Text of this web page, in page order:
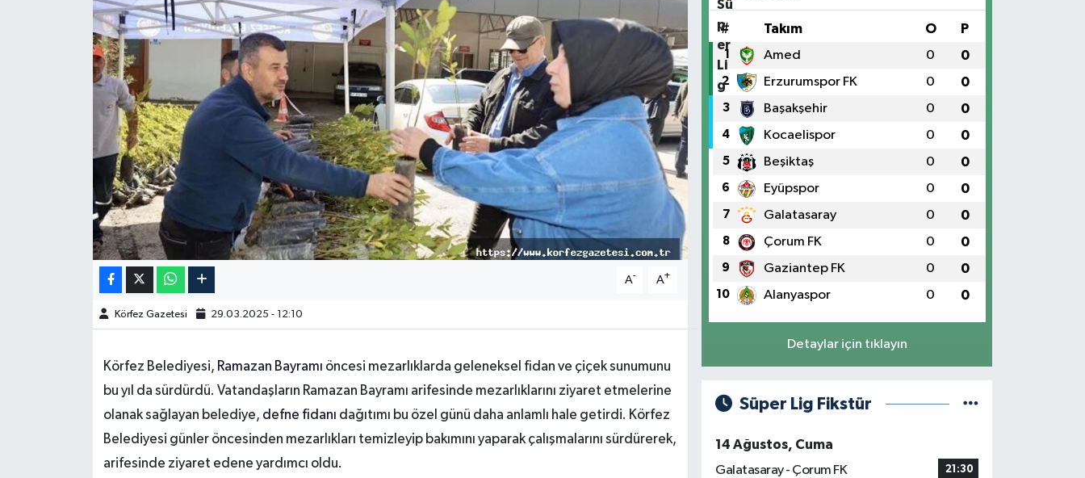
A- A+
Körfez Gazetesi 29.03.2025 - 12:10
Körfez Belediyesi, Ramazan Bayramı öncesi mezarlıklarda geleneksel fidan ve çiçek sunumunu
bu yıl da sürdürdü. Vatandaşların Ramazan Bayramı arifesinde mezarlıklarını ziyaret etmelerine
olanak sağlayan belediye, defne fidanı dağıtımı bu özel günü daha anlamlı hale getirdi. Körfez
Belediyesi günler öncesinden mezarlıkları temizleyip bakımını yaparak çalışmalarını sürdürerek,
arifesinde ziyaret edene yardımcı oldu.
# Takım O P
1 Amed 0 0
2 Erzurumspor FK 0 0
3 Başakşehir 0 0
4 Kocaelispor 0 0
5 Beşiktaş 0 0
6 Eyüpspor 0 0
7 Galatasaray 0 0
8 Çorum FK 0 0
9 Gaziantep FK 0 0
10 Alanyaspor 0 0
Detaylar için tıklayın
Süper Lig Fikstür
14 Ağustos, Cuma
Galatasaray - Çorum FK
21:30